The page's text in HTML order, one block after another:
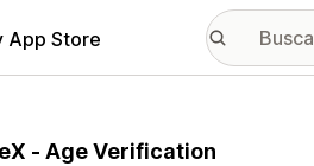
App Store
‑ Age Verification